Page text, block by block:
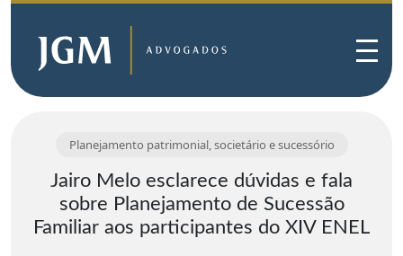
Planejamento patrimonial, societário e sucessório
Jairo Melo esclarece dúvidas e fala
sobre Planejamento de Sucessão
Familiar aos participantes do XIV ENEL